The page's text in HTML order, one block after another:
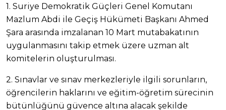
1. Suriye Demokratik Güçleri Genel Komutanı
Mazlum Abdi ile Geçiş Hükümeti Başkanı Ahmed
Şara arasında imzalanan 10 Mart mutabakatının
uygulanmasını takip etmek üzere uzman alt
komitelerin oluşturulması.
2. Sınavlar ve sınav merkezleriyle ilgili sorunların,
öğrencilerin haklarını ve eğitim-öğretim sürecinin
bütünlüğünü güvence altına alacak şekilde